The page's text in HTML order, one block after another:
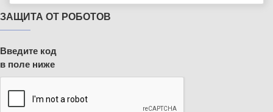
ЗАЩИТА ОТ РОБОТОВ
Введите код
в поле ниже